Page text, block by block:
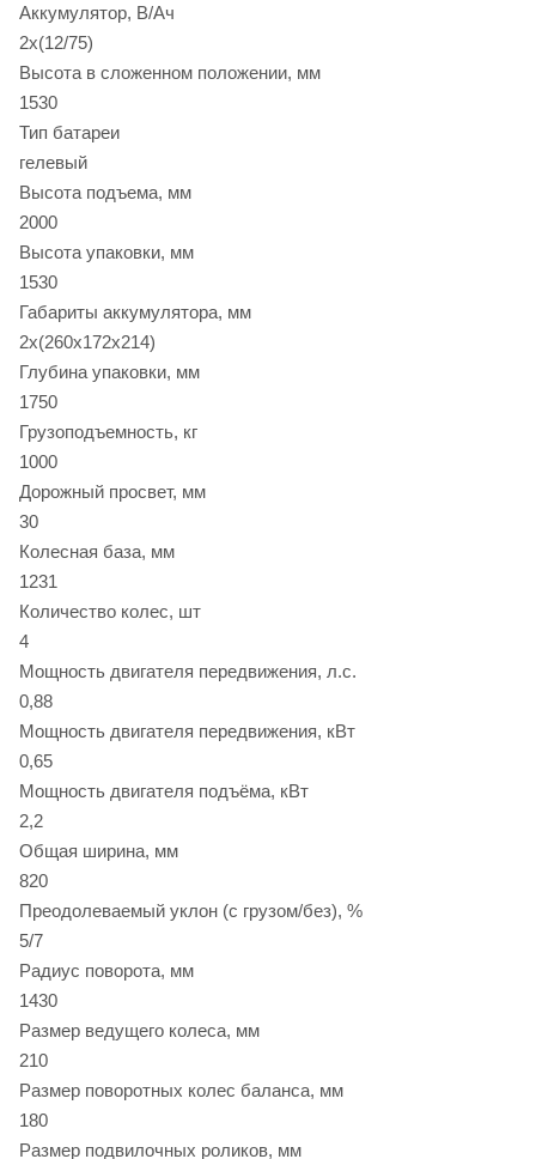
Аккумулятор, В/Ач
2х(12/75)
Высота в сложенном положении, мм
1530
Тип батареи
гелевый
Высота подъема, мм
2000
Высота упаковки, мм
1530
Габариты аккумулятора, мм
2х(260х172х214)
Глубина упаковки, мм
1750
Грузоподъемность, кг
1000
Дорожный просвет, мм
30
Колесная база, мм
1231
Количество колес, шт
4
Мощность двигателя передвижения, л.с.
0,88
Мощность двигателя передвижения, кВт
0,65
Мощность двигателя подъёма, кВт
2,2
Общая ширина, мм
820
Преодолеваемый уклон (с грузом/без), %
5/7
Радиус поворота, мм
1430
Размер ведущего колеса, мм
210
Размер поворотных колес баланса, мм
180
Размер подвилочных роликов, мм